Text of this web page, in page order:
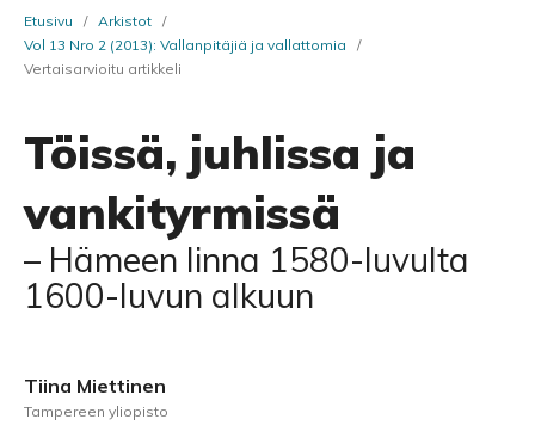
Etusivu / Arkistot /
Vol 13 Nro 2 (2013): Vallanpitäjiä ja vallattomia
/
Vertaisarvioitu artikkeli
Töissä, juhlissa ja
vankityrmissä
– Hämeen linna 1580-luvulta
1600-luvun alkuun
Tiina Miettinen
Tampereen yliopisto